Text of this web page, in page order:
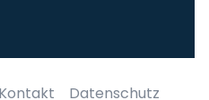
Datenschutz